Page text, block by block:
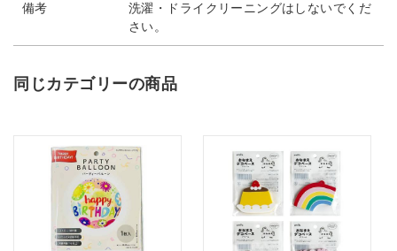
備考
洗濯・ドライクリーニングはしないでくだ
さい。
同じカテゴリーの商品